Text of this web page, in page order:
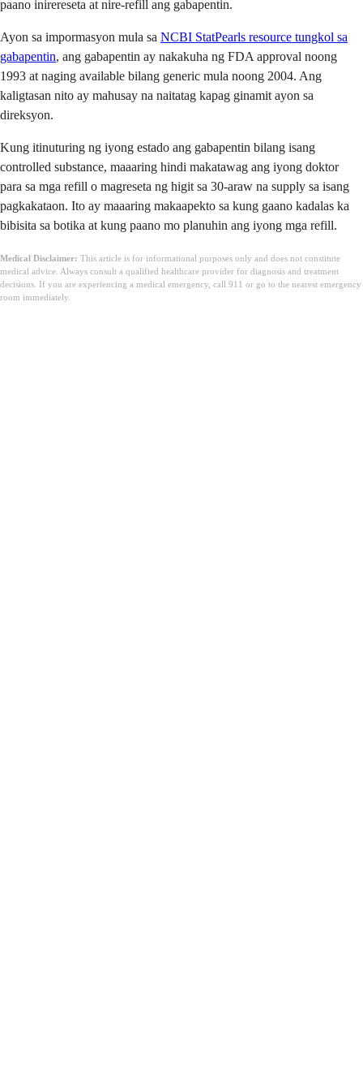
paano inirereseta at nire-refill ang gabapentin.
Ayon sa impormasyon mula sa NCBI StatPearls resource tungkol sa
gabapentin, ang gabapentin ay nakakuha ng FDA approval noong
1993 at naging available bilang generic mula noong 2004. Ang
kaligtasan nito ay mahusay na naitatag kapag ginamit ayon sa
direksyon.
Kung itinuturing ng iyong estado ang gabapentin bilang isang
controlled substance, maaaring hindi makatawag ang iyong doktor
para sa mga refill o magreseta ng higit sa 30-araw na supply sa isang
pagkakataon. Ito ay maaaring makaapekto sa kung gaano kadalas ka
bibisita sa botika at kung paano mo planuhin ang iyong mga refill.
Medical Disclaimer: This article is for informational purposes only and does not constitute
medical advice. Always consult a qualified healthcare provider for diagnosis and treatment
decisions. If you are experiencing a medical emergency, call 911 or go to the nearest emergency
room immediately.